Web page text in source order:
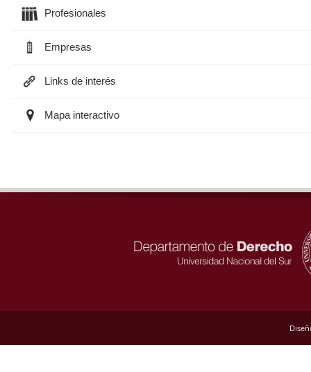
Profesionales
Empresas
Links de interés
Mapa interactivo